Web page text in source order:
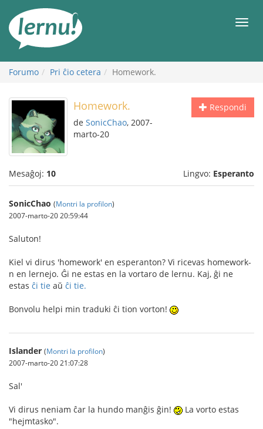
enhavo
Forumo Pri ĉio cetera Homework.
Respondi
Homework.
de SonicChao, 2007-
marto-20
Mesaĝoj: 10 Lingvo: Esperanto
SonicChao (Montri la profilon)
2007-marto-20 20:59:44
Saluton!
Kiel vi dirus 'homework' en esperanton? Vi ricevas homework-
n en lernejo. Ĝi ne estas en la vortaro de lernu. Kaj, ĝi ne
estas ĉi tie aŭ ĉi tie.
Bonvolu helpi min traduki ĉi tion vorton!
Islander (Montri la profilon)
2007-marto-20 21:07:28
Sal'
Vi dirus neniam ĉar la hundo manĝis ĝin!
La vorto estas
"hejmtasko".